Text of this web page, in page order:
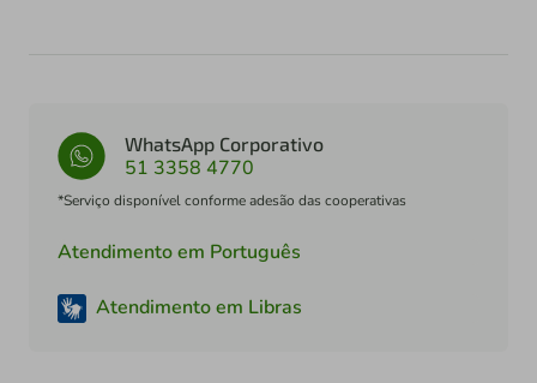
WhatsApp Corporativo
51 3358 4770
*Serviço disponível conforme adesão das cooperativas
Atendimento em Português
Atendimento em Libras